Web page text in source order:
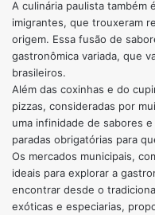
A culinária paulista também
imigrantes, que trouxeram
origem. Essa fusão de
gastronômica variada, que
brasileiros.
Além das coxinhas e do
pizzas, consideradas por
uma infinidade de sabores
paradas obrigatórias para
Os mercados municipais,
ideais para explorar a
encontrar desde o
exóticas e especiarias,